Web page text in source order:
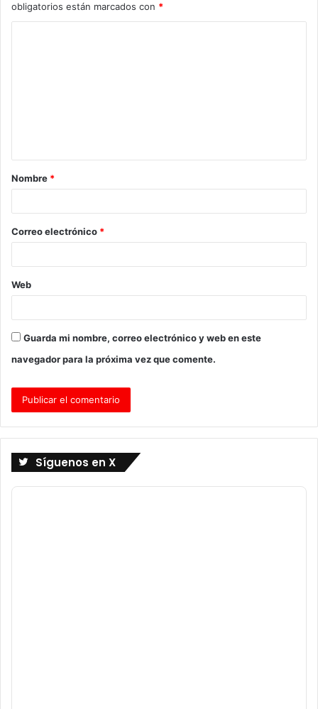
obligatorios están marcados con *
a
r
*
Nombre *
Correo electrónico *
Web
Guarda mi nombre, correo electrónico y web en este
navegador para la próxima vez que comente.
Síguenos en X